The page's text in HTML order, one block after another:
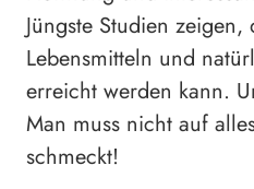
Jüngste Studien
Lebensmitteln und
erreicht werden kann.
Man muss nicht auf
schmeckt!